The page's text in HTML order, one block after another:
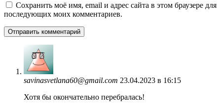
Сохранить моё имя, email и адрес сайта в этом браузере для
последующих моих комментариев.
savinasvetlana60@gmail.com 23.04.2023 в 16:15
Хотя бы окончательно перебралась!